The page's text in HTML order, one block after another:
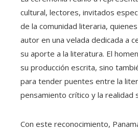
cultural, lectores, invitados
de la comunidad literaria,
autor en una velada dedicada a
su aporte a la literatura. El
su producción escrita, sino
para tender puentes entre la
pensamiento crítico y la realidad
Con este reconocimiento,